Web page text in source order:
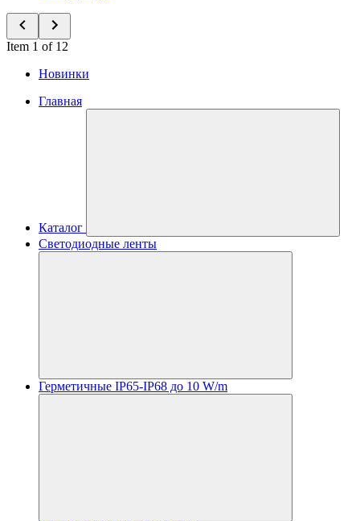
Item 1 of 12
Новинки
Главная
Каталог
Светодиодные ленты
Герметичные IP65-IP68 до 10 W/m